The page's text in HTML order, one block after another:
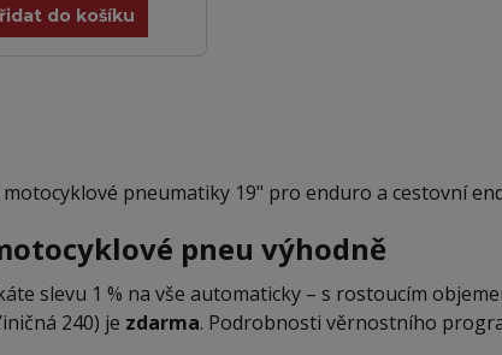
do košíku
motocyklové pneumatiky 19" pro enduro a cestovní
pneu výhodně
slevu 1 % na vše automaticky – s rostoucím
240) je zdarma. Podrobnosti věrnostního